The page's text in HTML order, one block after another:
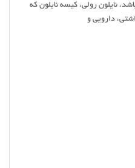
نایلون رولی، کیسه نایلون که
دارویی و